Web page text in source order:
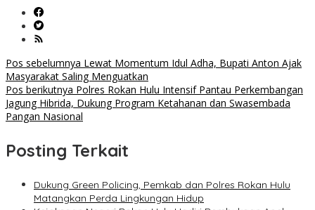
Navigasi
pos
Pos sebelumnya Lewat Momentum Idul Adha, Bupati Anton Ajak
Masyarakat Saling Menguatkan
Pos berikutnya Polres Rokan Hulu Intensif Pantau Perkembangan
Jagung Hibrida, Dukung Program Ketahanan dan Swasembada
Pangan Nasional
Posting Terkait
Dukung Green Policing, Pemkab dan Polres Rokan Hulu
Matangkan Perda Lingkungan Hidup